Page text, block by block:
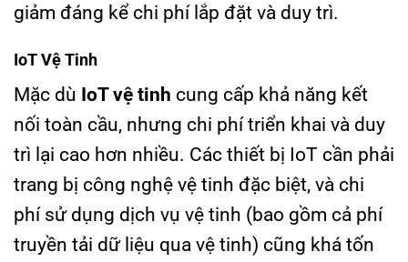
giảm đáng kể chi phí lắp đặt và duy trì.
IoT Vệ Tinh
Mặc dù IoT vệ tinh cung cấp khả năng kết
nối toàn cầu, nhưng chi phí triển khai và duy
trì lại cao hơn nhiều. Các thiết bị IoT cần phải
trang bị công nghệ vệ tinh đặc biệt, và chi
phí sử dụng dịch vụ vệ tinh (bao gồm cả phí
truyền tải dữ liệu qua vệ tinh) cũng khá tốn